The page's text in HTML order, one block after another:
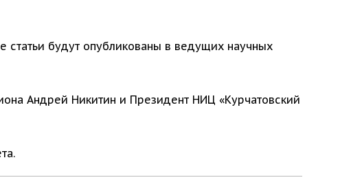
статьи будут опубликованы в ведущих научных
Андрей Никитин и Президент НИЦ «Курчатовский